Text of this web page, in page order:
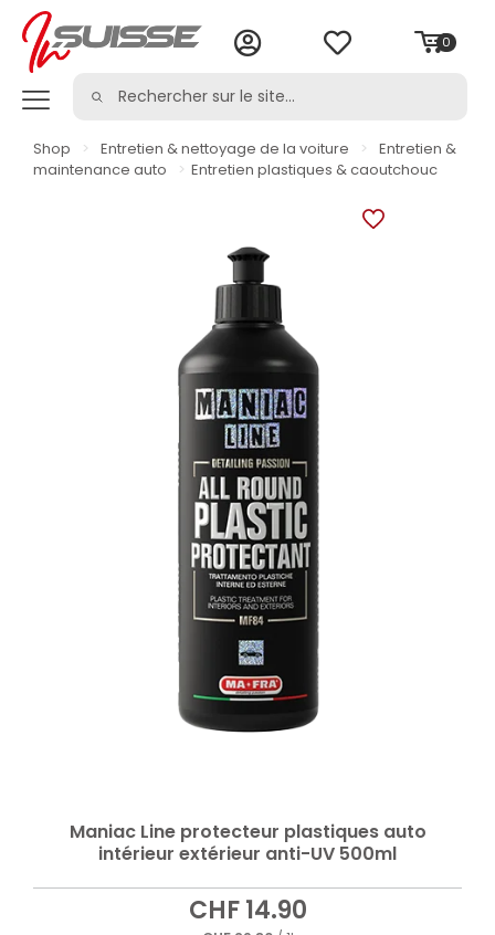
0
Shop > Entretien & nettoyage de la voiture >
Entretien &
maintenance auto
> Entretien plastiques & caoutchouc
Maniac Line protecteur plastiques auto
intérieur extérieur anti-UV 500ml
CHF14.90